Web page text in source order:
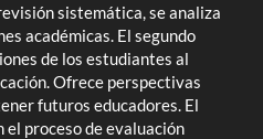
sistemática, se analiza
académicas. El segundo
de los estudiantes al
Ofrece perspectivas
futuros educadores. El
proceso de evaluación